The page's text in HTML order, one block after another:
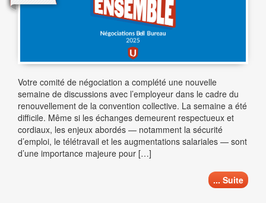
Votre comité de négociation a complété une nouvelle
semaine de discussions avec l’employeur dans le cadre du
renouvellement de la convention collective. La semaine a été
difficile. Même si les échanges demeurent respectueux et
cordiaux, les enjeux abordés — notamment la sécurité
d’emploi, le télétravail et les augmentations salariales — sont
d’une importance majeure pour […]
... Suite